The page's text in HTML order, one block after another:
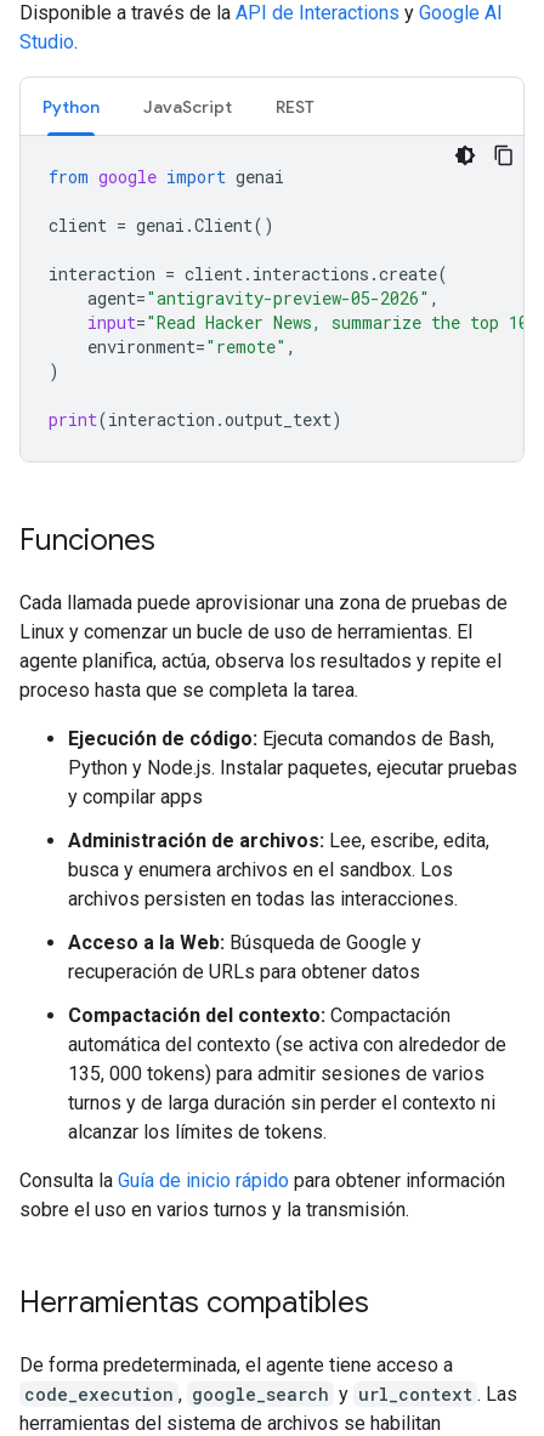
Disponible a través de la API de Interactions y Google AI
Studio.
Python JavaScript REST
from google import genai
client = genai .Client()
interaction = client. interactions .create(
agent="antigravity-preview-05-2026" ,
input="Read Hacker News, summarize the top
environment="remote" ,
)
print(interaction .output_text)
Funciones
Cada llamada puede aprovisionar una zona de pruebas de
Linux y comenzar un bucle de uso de herramientas. El
agente planifica, actúa, observa los resultados y repite el
proceso hasta que se completa la tarea.
Ejecución de código: Ejecuta comandos de Bash,
Python y Node.js. Instalar paquetes, ejecutar pruebas
y compilar apps
Administración de archivos: Lee, escribe, edita,
busca y enumera archivos en el sandbox. Los
archivos persisten en todas las interacciones.
Acceso a la Web: Búsqueda de Google y
recuperación de URLs para obtener datos
Compactación del contexto: Compactación
automática del contexto (se activa con alrededor de
135, 000 tokens) para admitir sesiones de varios
turnos y de larga duración sin perder el contexto ni
alcanzar los límites de tokens.
Consulta la Guía de inicio rápido para obtener información
sobre el uso en varios turnos y la transmisión.
Herramientas compatibles
De forma predeterminada, el agente tiene acceso a
code_execution , google_search y url_context . Las
herramientas del sistema de archivos se habilitan